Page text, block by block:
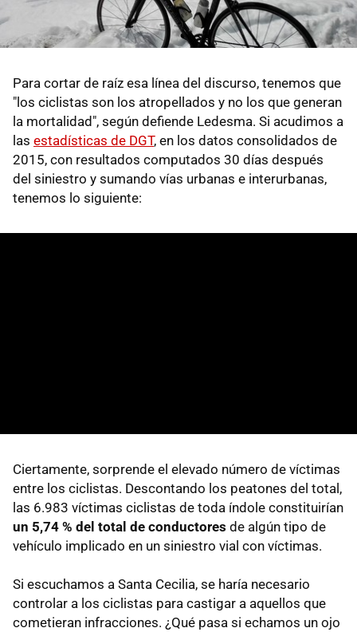
Para cortar de raíz esa línea del discurso, tenemos que
"los ciclistas son los atropellados y no los que generan
la mortalidad", según defiende Ledesma. Si acudimos a
las estadísticas de DGT, en los datos consolidados de
2015, con resultados computados 30 días después
del siniestro y sumando vías urbanas e interurbanas,
tenemos lo siguiente:
Ciertamente, sorprende el elevado número de víctimas
entre los ciclistas. Descontando los peatones del total,
las 6.983 víctimas ciclistas de toda índole constituirían
un 5,74 % del total de conductores de algún tipo de
vehículo implicado en un siniestro vial con víctimas.
Si escuchamos a Santa Cecilia, se haría necesario
controlar a los ciclistas para castigar a aquellos que
cometieran infracciones. ¿Qué pasa si echamos un ojo